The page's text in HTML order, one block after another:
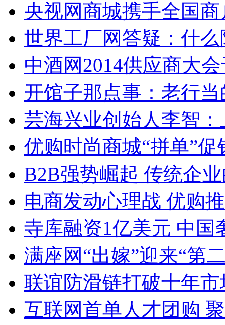
央视网商城携手全国
世界工厂网答疑：什
中酒网2014供应商大
开馆子那点事：老行
芸海兴业创始人李智
优购时尚商城“拼单”
B2B强势崛起 传统企
电商发动心理战 优购
寺库融资1亿美元 中国
满座网“出嫁”迎来“第
联谊防滑链打破十年
互联网首单人才团购